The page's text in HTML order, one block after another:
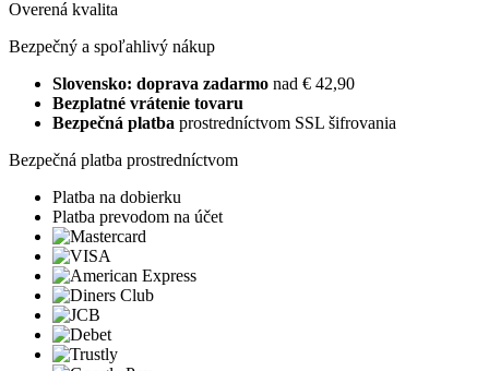
Overená kvalita
Bezpečný a spoľahlivý nákup
Slovensko: doprava zadarmo nad € 42,90
Bezplatné vrátenie tovaru
Bezpečná platba prostredníctvom SSL šifrovania
Bezpečná platba prostredníctvom
Platba na dobierku
Platba prevodom na účet